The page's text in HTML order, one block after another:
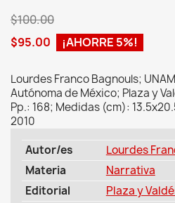
$100.00
$95.00
¡AHORRE 5%!
Lourdes Franco Bagnouls;
Autónoma de México; Plaza y
Pp.: 168; Medidas (cm):
2010
Autor/es
Lourdes
Materia
Narrativa
Editorial
Plaza y